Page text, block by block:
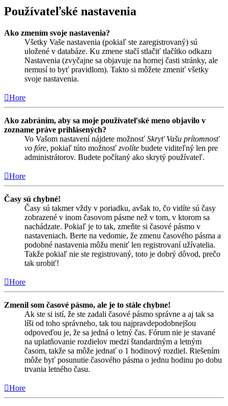
Používateľské nastavenia
Ako zmením svoje nastavenia?
Všetky Vaše nastavenia (pokiaľ ste zaregistrovaný) sú
uložené v databáze. Ku zmene stačí stlačiť tlačítko odkazu
Nastavenia (zvyčajne sa objavuje na hornej časti stránky, ale
nemusí to byť pravidlom). Takto si môžete zmeniť všetky
svoje nastavenia.
Hore
Ako zabránim, aby sa moje používateľské meno objavilo v
zozname práve prihlásených?
Vo Vašom nastavení nájdete možnosť Skryť Vašu prítomnosť
vo fóre, pokiaľ túto možnosť zvolíte budete viditeľný len pre
administrátorov. Budete počítaný ako skrytý používateľ.
Hore
Časy sú chybné!
Časy sú takmer vždy v poriadku, avšak to, čo vidíte sú časy
zobrazené v inom časovom pásme než v tom, v ktorom sa
nachádzate. Pokiaľ je to tak, zmeňte si časové pásmo v
nastaveniach. Berte na vedomie, že zmenu časového pásma a
podobné nastavenia môžu meniť len registrovaní užívatelia.
Takže pokiaľ nie ste registrovaný, toto je dobrý dôvod, prečo
tak urobiť!
Hore
Zmenil som časové pásmo, ale je to stále chybne!
Ak ste si istí, že ste zadali časové pásmo správne a aj tak sa
líši od toho správneho, tak tou najpravdepodobnejšou
odpoveďou je, že sa jedná o letný čas. Fórum nie je stavané
na uplatňovanie rozdielov medzi štandardným a letným
časom, takže sa môže jednať o 1 hodinový rozdiel. Riešením
môže byť posunutie časového pásma o jednu hodinu po dobu
trvania letného času.
Hore